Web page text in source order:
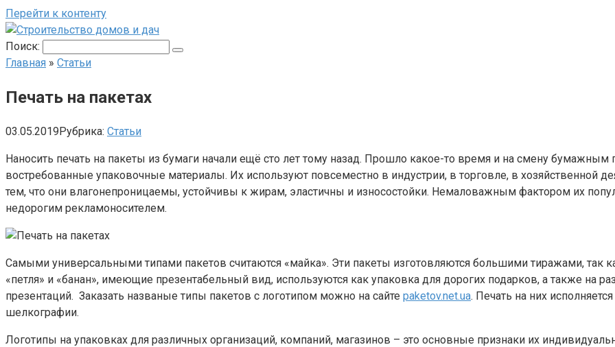
Перейти к контенту
Поиск:
Главная » Статьи
Печать на пакетах
03.05.2019Рубрика: Статьи
Наносить печать на пакеты из бумаги начали ещё сто лет тому назад. Прошло какое-то время и на смену
востребованные упаковочные материалы. Их используют повсеместно в индустрии, в торговле, в хозяйственной
тем, что они влагонепроницаемы, устойчивы к жирам, эластичны и износостойки. Немаловажным фактором их
недорогим рекламоносителем.
Самыми универсальными типами пакетов считаются «майка». Эти пакеты изготовляются большими тиражами, так
«петля» и «банан», имеющие презентабельный вид, используются как упаковка для дорогих подарков, а также на
презентаций. Заказать названые типы пакетов с логотипом можно на сайте paketov.net.ua. Печать на них
шелкографии.
Логотипы на упаковках для различных организаций, компаний, магазинов – это основные признаки их